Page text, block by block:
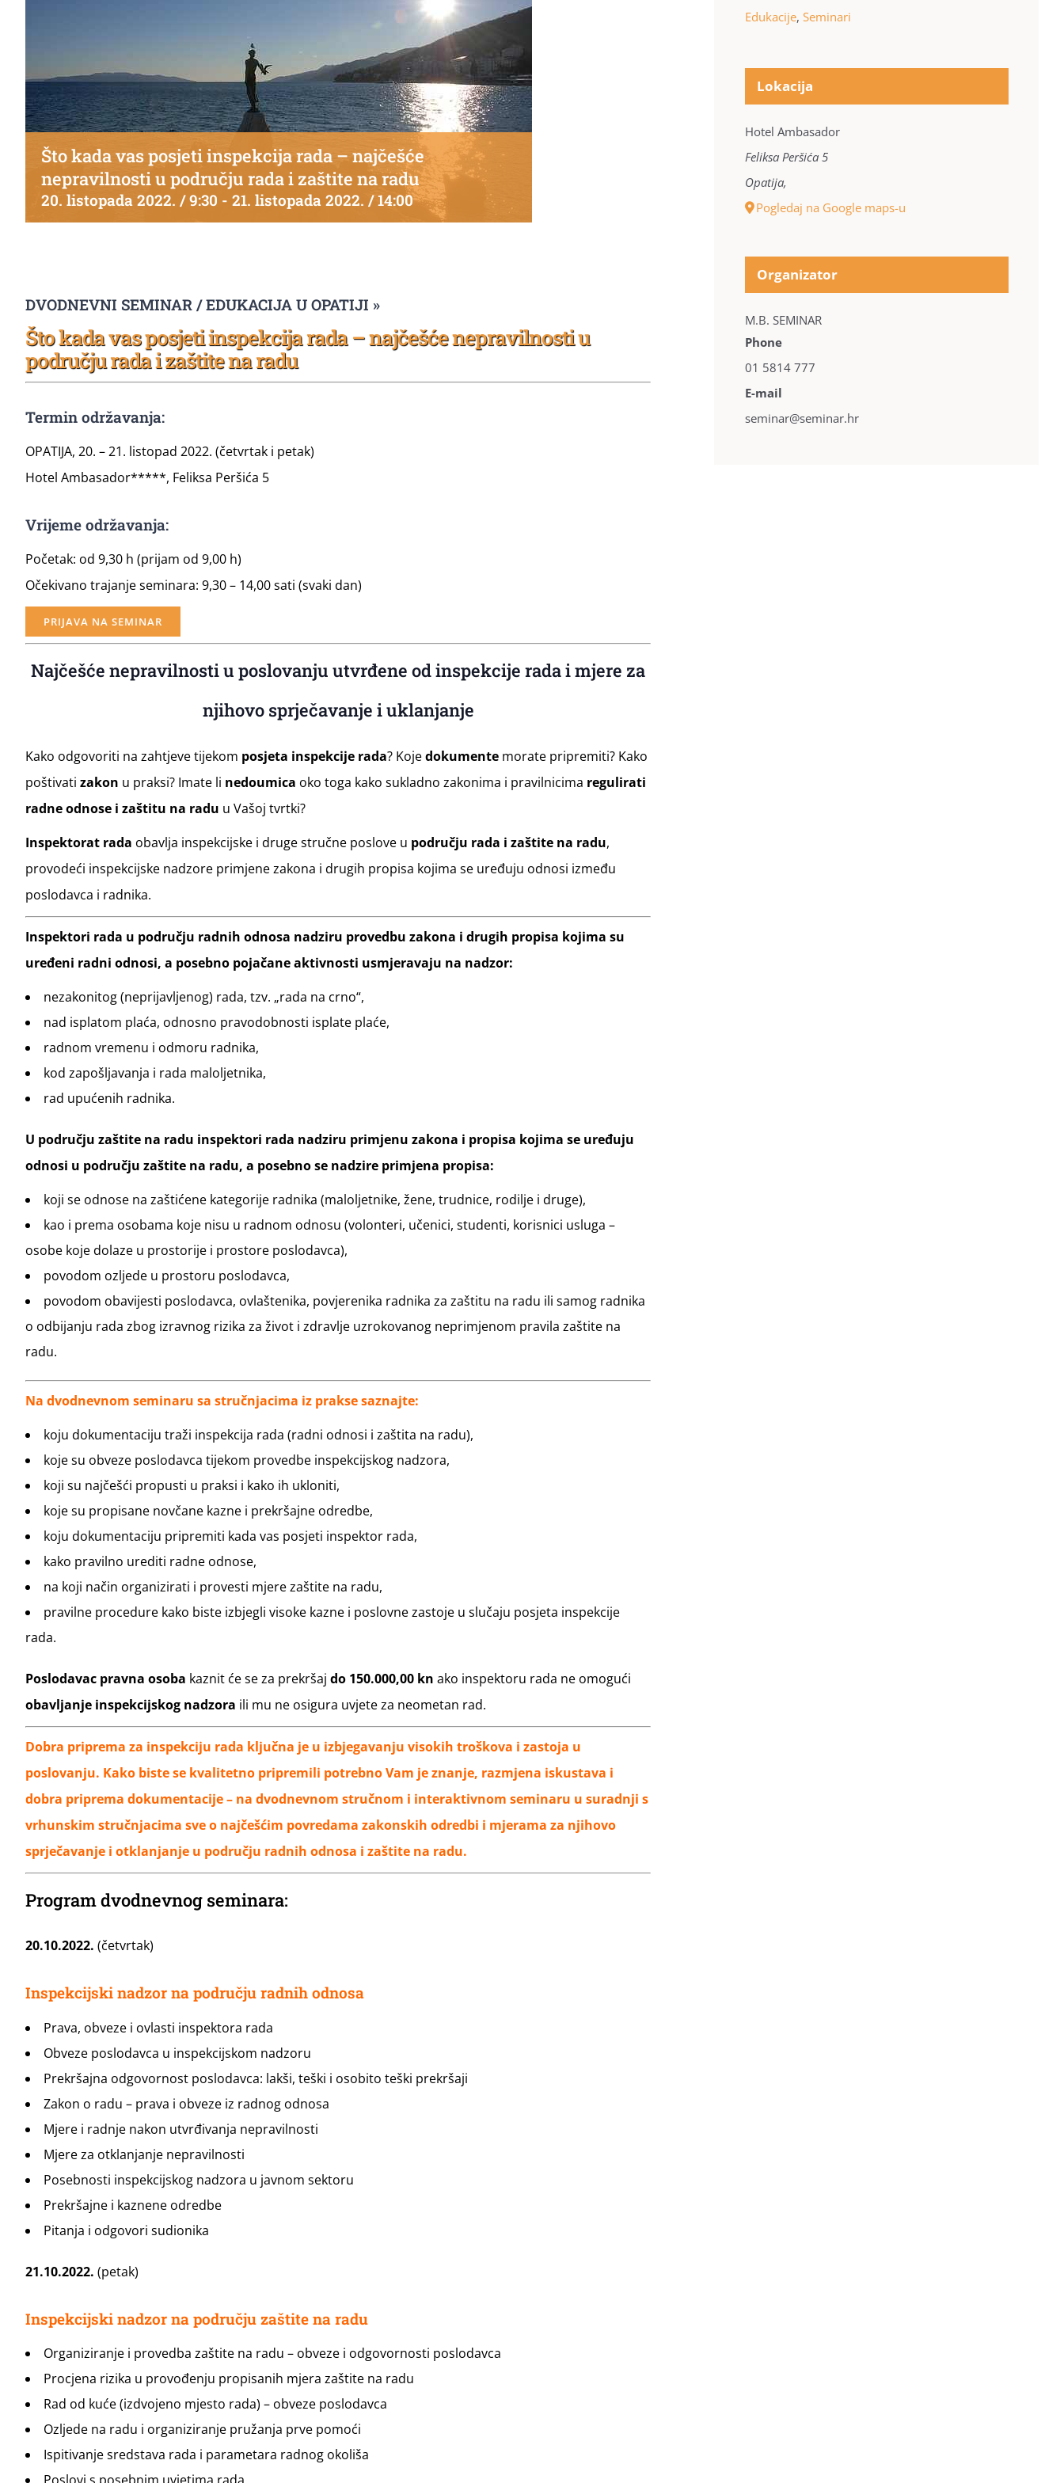
Što kada vas posjeti inspekcija rada – najčešće
nepravilnosti u području rada i zaštite na radu
20. listopada 2022. / 9:30 - 21. listopada 2022. / 14:00
DVODNEVNI SEMINAR / EDUKACIJA U OPATIJI »
Što kada vas posjeti inspekcija rada – najčešće nepravilnosti u
području rada i zaštite na radu
Termin održavanja:
OPATIJA, 20. – 21. listopad 2022. (četvrtak i petak)
Hotel Ambasador*****, Feliksa Peršića 5
Vrijeme održavanja:
Početak: od 9,30 h (prijam od 9,00 h)
Očekivano trajanje seminara: 9,30 – 14,00 sati (svaki dan)
PRIJAVA NA SEMINAR
Najčešće nepravilnosti u poslovanju utvrđene od inspekcije rada i mjere za
njihovo sprječavanje i uklanjanje
Kako odgovoriti na zahtjeve tijekom posjeta inspekcije rada? Kojedokumente morate pripremiti? Kako
poštivati zakon u praksi? Imate li nedoumica oko toga kako sukladno zakonima i pravilnicima regulirati
radne odnose i zaštitu na radu u Vašoj tvrtki?
Inspektorat rada obavlja inspekcijske i druge stručne poslove u području rada i zaštite na radu,
provodeći inspekcijske nadzore primjene zakona i drugih propisa kojima se uređuju odnosi između
poslodavca i radnika.
Inspektori rada u području radnih odnosa nadziru provedbu zakona i drugih propisa kojima su
uređeni radni odnosi, a posebno pojačane aktivnosti usmjeravaju na nadzor:
nezakonitog (neprijavljenog) rada, tzv. „rada na crno“,
nad isplatom plaća, odnosno pravodobnosti isplate plaće,
radnom vremenu i odmoru radnika,
kod zapošljavanja i rada maloljetnika,
rad upućenih radnika.
U području zaštite na radu inspektori rada nadziru primjenu zakona i propisa kojima se uređuju
odnosi u području zaštite na radu, a posebno se nadzire primjena propisa:
koji se odnose na zaštićene kategorije radnika (maloljetnike, žene, trudnice, rodilje i druge),
kao i prema osobama koje nisu u radnom odnosu (volonteri, učenici, studenti, korisnici usluga –
osobe koje dolaze u prostorije i prostore poslodavca),
povodom ozljede u prostoru poslodavca,
povodom obavijesti poslodavca, ovlaštenika, povjerenika radnika za zaštitu na radu ili samog radnika
o odbijanju rada zbog izravnog rizika za život i zdravlje uzrokovanog neprimjenom pravila zaštite na
radu.
Na dvodnevnom seminaru sa stručnjacima iz prakse saznajte:
koju dokumentaciju traži inspekcija rada (radni odnosi i zaštita na radu),
koje su obveze poslodavca tijekom provedbe inspekcijskog nadzora,
koji su najčešći propusti u praksi i kako ih ukloniti,
koje su propisane novčane kazne i prekršajne odredbe,
koju dokumentaciju pripremiti kada vas posjeti inspektor rada,
kako pravilno urediti radne odnose,
na koji način organizirati i provesti mjere zaštite na radu,
pravilne procedure kako biste izbjegli visoke kazne i poslovne zastoje u slučaju posjeta inspekcije
rada.
Poslodavac pravna osoba kaznit će se za prekršaj do 150.000,00 kn ako inspektoru rada ne omogući
obavljanje inspekcijskog nadzora ili mu ne osigura uvjete za neometan rad.
Dobra priprema za inspekciju rada ključna je u izbjegavanju visokih troškova i zastoja u
poslovanju. Kako biste se kvalitetno pripremili potrebno Vam je znanje, razmjena iskustava i
dobra priprema dokumentacije – na dvodnevnom stručnom i interaktivnom seminaru u suradnji s
vrhunskim stručnjacima sve o najčešćim povredama zakonskih odredbi i mjerama za njihovo
sprječavanje i otklanjanje u području radnih odnosa i zaštite na radu.
Program dvodnevnog seminara:
20.10.2022. (četvrtak)
Inspekcijski nadzor na području radnih odnosa
Prava, obveze i ovlasti inspektora rada
Obveze poslodavca u inspekcijskom nadzoru
Prekršajna odgovornost poslodavca: lakši, teški i osobito teški prekršaji
Zakon o radu – prava i obveze iz radnog odnosa
Mjere i radnje nakon utvrđivanja nepravilnosti
Mjere za otklanjanje nepravilnosti
Posebnosti inspekcijskog nadzora u javnom sektoru
Prekršajne i kaznene odredbe
Pitanja i odgovori sudionika
21.10.2022. (petak)
Inspekcijski nadzor na području zaštite na radu
Organiziranje i provedba zaštite na radu – obveze i odgovornosti poslodavca
Procjena rizika u provođenju propisanih mjera zaštite na radu
Rad od kuće (izdvojeno mjesto rada) – obveze poslodavca
Ozljede na radu i organiziranje pružanja prve pomoći
Ispitivanje sredstava rada i parametara radnog okoliša
Edukacije, Seminari
Lokacija
Hotel Ambasador
Feliksa Peršića 5
Opatija,
Pogledaj na Google maps-u
Organizator
M.B. SEMINAR
Phone
01 5814 777
E-mail
seminar@seminar.hr